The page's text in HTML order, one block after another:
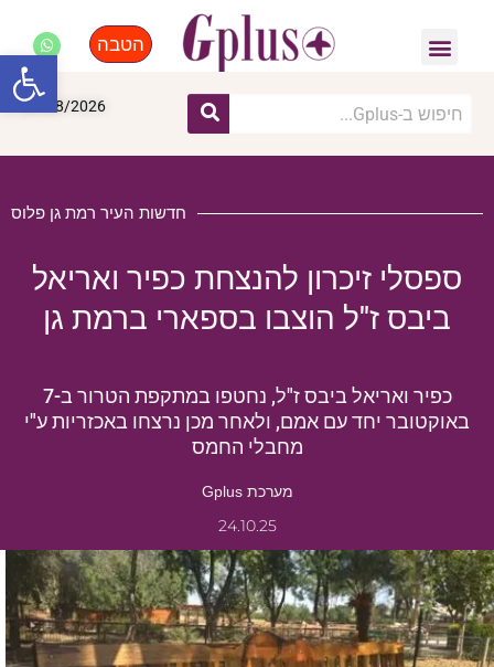
הטבה
07/08/2026
חדשות העיר רמת גן פלוס
ספסלי זיכרון להנצחת כפיר ואריאל
ביבס ז"ל הוצבו בספארי ברמת גן
כפיר ואריאל ביבס ז"ל, נחטפו במתקפת הטרור ב-7
באוקטובר יחד עם אמם, ולאחר מכן נרצחו באכזריות ע"י
מחבלי החמס
מערכת Gplus
24.10.25
פתח